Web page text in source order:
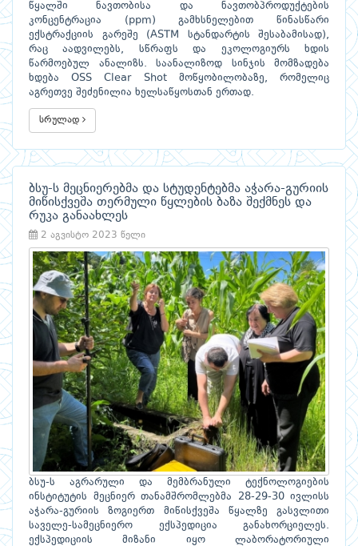
წყალში ნავთობისა და ნავთობპროდუქტების
კონცენტრაცია (ppm) გამხსნელებით წინასწარი
ექსტრაქციის გარეშე (ASTM სტანდარტის შესაბამისად),
რაც აადვილებს, სწრაფს და ეკოლოგიურს ხდის
წარმოებულ ანალიზს. საანალიზოდ სინჯის მომზადება
ხდება OSS Clear Shot მოწყობილობაზე, რომელიც
აგრეთვე შეძენილია ხელსაწყოსთან ერთად.
სრულად
ბსუ-ს მეცნიერებმა და სტუდენტებმა აჭარა-გურიის
მიწისქვეშა თერმული წყლების ბაზა შექმნეს და
რუკა განაახლეს
2 აგვისტო 2023 წელი
ბსუ-ს აგრარული და მემბრანული ტექნოლოგიების
ინსტიტუტის მეცნიერ თანამშრომლებმა 28-29-30 ივლისს
აჭარა-გურიის ზოგიერთ მიწისქვეშა წყალზე გასვლითი
საველე-სამეცნიერო ექსპედიცია განახორციელეს.
ექსპედიციის მიზანი იყო ლაბორატორიული